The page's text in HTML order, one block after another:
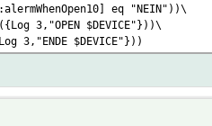
eq "NEIN"))\
3,"OPEN $DEVICE"}))\
3,"ENDE $DEVICE"}))